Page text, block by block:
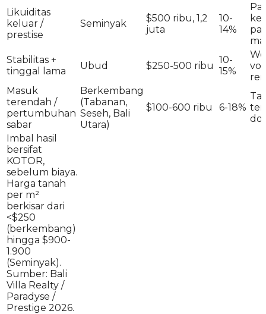
Likuiditas
keluar /
prestise
Seminyak
$500 ribu, 1,2
juta
10-
14%
Stabilitas +
tinggal lama
Ubud $250-500 ribu
10-
15%
Masuk
terendah /
pertumbuhan
sabar
Berkembang
(Tabanan,
Seseh, Bali
Utara)
$100-600 ribu 6-18%
Imbal hasil
bersifat
KOTOR,
sebelum biaya.
Harga tanah
per m²
berkisar dari
<$250
(berkembang)
hingga $900-
1.900
(Seminyak).
Sumber: Bali
Villa Realty /
Paradyse /
Prestige 2026.